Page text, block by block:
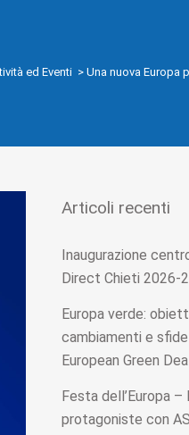
ed Eventi > Una nuova Europa
Articoli recenti
Inaugurazione
Direct Chieti 2026-
Europa verde:
cambiamenti e
European Green
Festa dell’Europa –
protagoniste con